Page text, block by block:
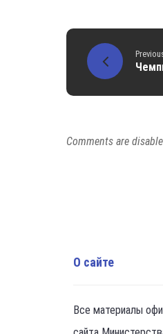
Comments are
О сайте
Все материалы